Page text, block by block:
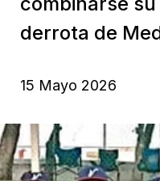
derrota de
15 Mayo 2026